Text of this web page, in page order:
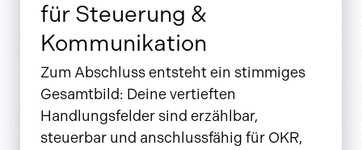
für Steuerung &
Kommunikation
Zum Abschluss entsteht ein stimmiges
Gesamtbild: Deine vertieften
Handlungsfelder sind erzählbar,
steuerbar und anschlussfähig für OKR,